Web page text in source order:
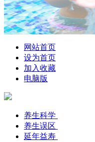
网站首页
设为首页
加入收藏
电脑版
养生科学
养生误区
延年益寿